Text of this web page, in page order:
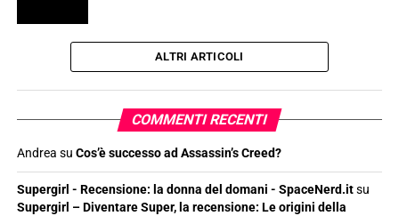
ALTRI ARTICOLI
COMMENTI RECENTI
Andrea su Cos’è successo ad Assassin’s Creed?
Supergirl - Recensione: la donna del domani - SpaceNerd.itsu
Supergirl – Diventare Super, la recensione: Le origini della